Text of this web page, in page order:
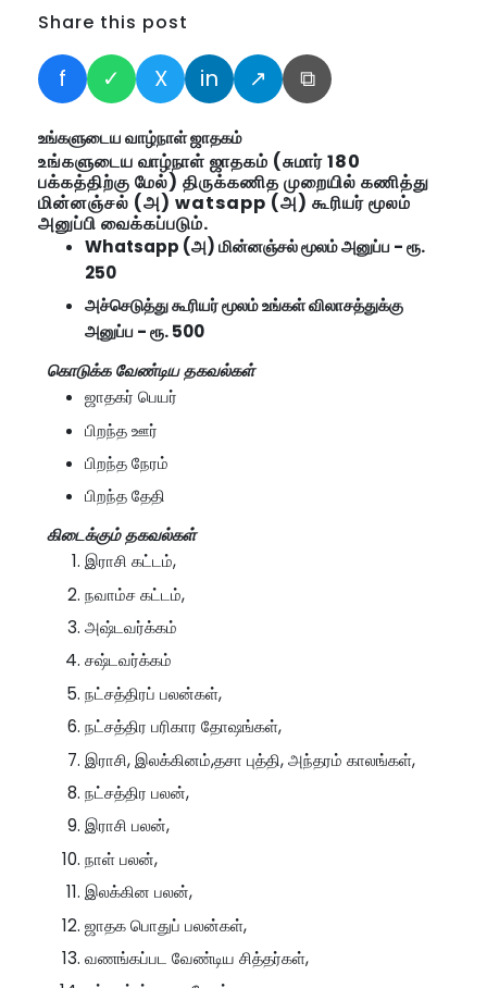
Share this post
f ✓ X in ↗ ⧉
உங்களுடைய வாழ்நாள் ஜாதகம்
உங்களுடைய வாழ்நாள் ஜாதகம் (சுமார் 180
பக்கத்திற்கு மேல்) திருக்கணித முறையில் கணித்து
மின்னஞ்சல் (அ) watsapp (அ) கூரியர் மூலம்
அனுப்பி வைக்கப்படும்.
Whatsapp (அ) மின்னஞ்சல் மூலம் அனுப்ப - ரூ.
250
அச்செடுத்து கூரியர் மூலம் உங்கள் விலாசத்துக்கு
அனுப்ப - ரூ. 500
கொடுக்க வேண்டிய தகவல்கள்
ஜாதகர் பெயர்
பிறந்த ஊர்
பிறந்த நேரம்
பிறந்த தேதி
கிடைக்கும் தகவல்கள்
இராசி கட்டம்,
நவாம்ச கட்டம்,
அஷ்டவர்க்கம்
சஷ்டவர்க்கம்
நட்சத்திரப் பலன்கள்,
நட்சத்திர பரிகார தோஷங்கள்,
இராசி, இலக்கினம்,தசா புத்தி, அந்தரம் காலங்கள்,
நட்சத்திர பலன்,
இராசி பலன்,
நாள் பலன்,
இலக்கின பலன்,
ஜாதக பொதுப் பலன்கள்,
வணங்கப்பட வேண்டிய சித்தர்கள்,